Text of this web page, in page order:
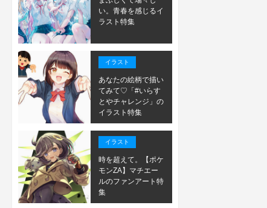
い。青春を感じるイ
ラスト特集
イラスト
あなたの絵柄で描い
てみて♡「#いらす
とやチャレンジ」の
イラスト特集
イラスト
時を超えて。【ポケ
モンZA】マチエー
ルのファンアート特
集